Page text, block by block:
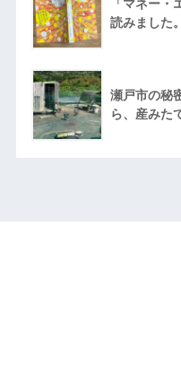
「マネー
読みました
瀬戸市の秘
ら、産みた